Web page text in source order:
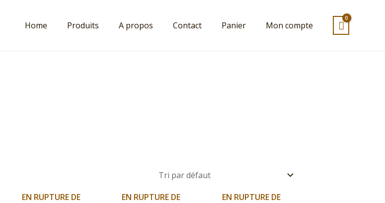
Home Produits A propos Contact Panier Mon compte
EN RUPTURE DE
EN RUPTURE DE
EN RUPTURE DE